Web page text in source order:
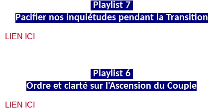
Playlist 7
Pacifier nos inquiétudes pendant la Transition
LIEN ICI
Playlist 6
Ordre et clarté sur l'Ascension du Couple
LIEN ICI